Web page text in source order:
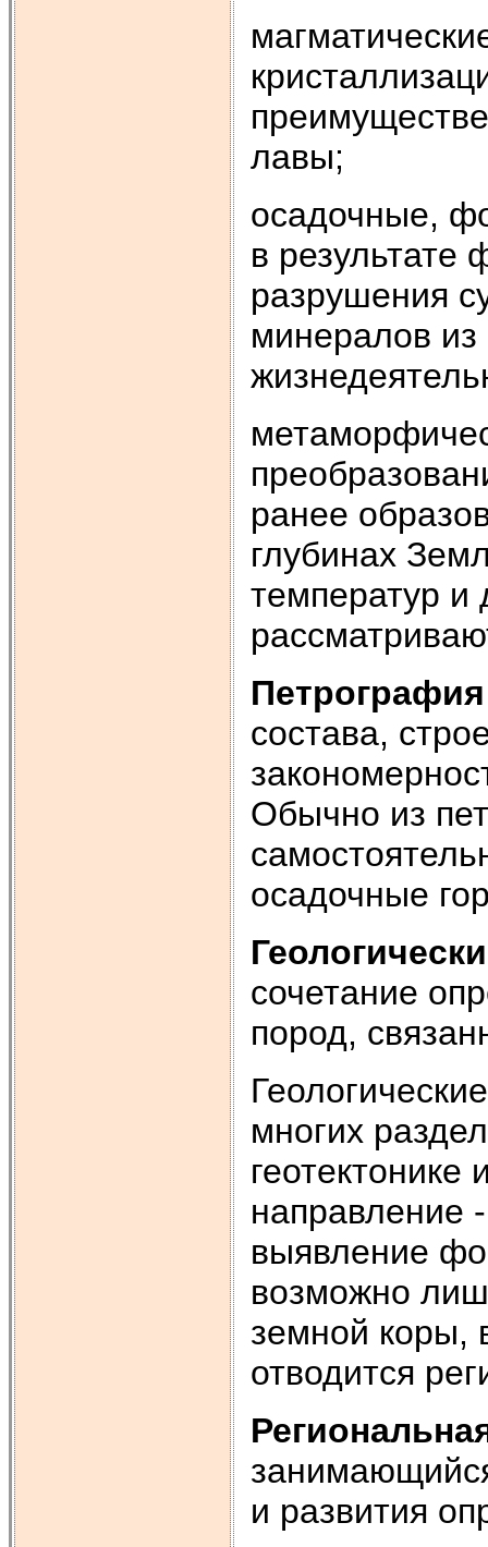
лавы;
осадочные,
в результате
разрушения
минералов из
ранее
глубинах
температур
Петрография
состава,
Обычно из
осадочные
сочетание
пород,
многих
направление
выявление
возможно
земной коры,
отводится
и развития